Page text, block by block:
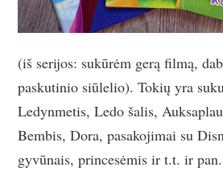
(iš serijos: sukūrėm gerą filmą,
paskutinio siūlelio). Tokių yra
Ledynmetis, Ledo šalis,
Bembis, Dora, pasakojimai su
gyvūnais, princesėmis ir t.t. ir